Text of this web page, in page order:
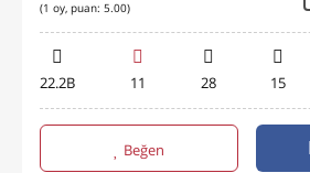
(1 oy, puan: 5.00)
22.2B 11 28 15
Beğen